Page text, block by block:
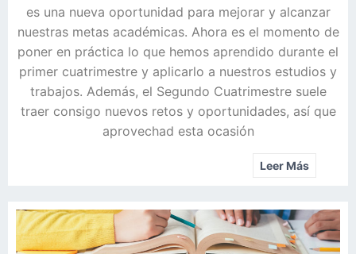
es una nueva oportunidad para mejorar y alcanzar
nuestras metas académicas. Ahora es el momento de
poner en práctica lo que hemos aprendido durante el
primer cuatrimestre y aplicarlo a nuestros estudios y
trabajos. Además, el Segundo Cuatrimestre suele
traer consigo nuevos retos y oportunidades, así que
aprovechad esta ocasión
Leer Más